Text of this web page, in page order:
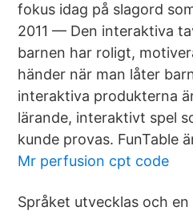
fokus idag på slagord
2011 — Den interaktiva
barnen har roligt,
händer när man låter
interaktiva produkterna
lärande, interaktivt spel
kunde provas. FunTable
Mr perfusion cpt code
Språket utvecklas och